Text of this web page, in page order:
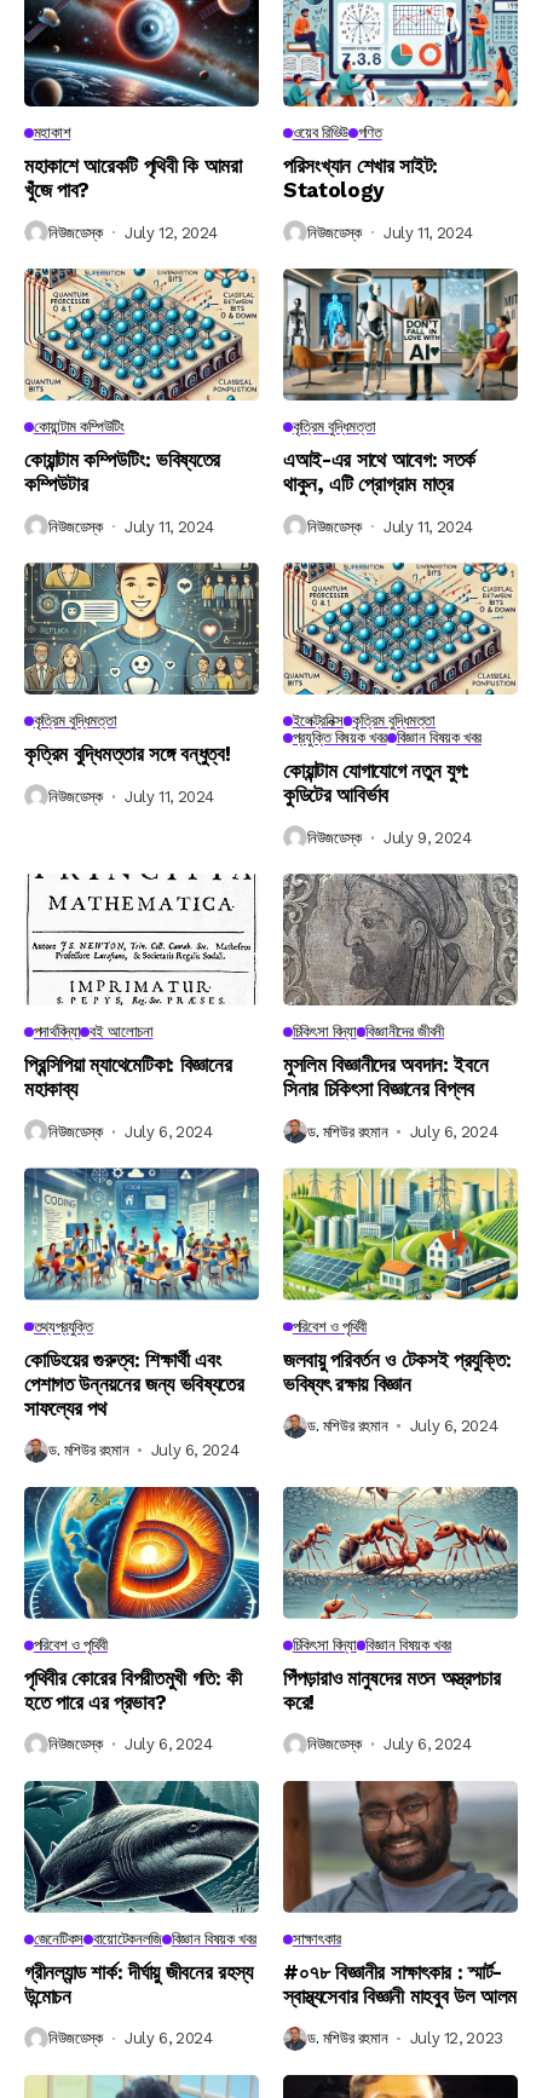
মহাকাশ
মহাকাশে আরেকটি পৃথিবী কি আমরা
খুঁজে পাব?
নিউজডেস্ক July 12, 2024
ওয়েব রিভিউ গণিত
পরিসংখ্যান শেখার সাইট:
Statology
নিউজডেস্ক July 11, 2024
কোয়ান্টাম কম্পিউটিং
কোয়ান্টাম কম্পিউটিং: ভবিষ্যতের
কম্পিউটার
নিউজডেস্ক July 11, 2024
কৃত্রিম বুদ্ধিমত্তা
এআই-এর সাথে আবেগ: সতর্ক
থাকুন, এটি প্রোগ্রাম মাত্র
নিউজডেস্ক July 11, 2024
কৃত্রিম বুদ্ধিমত্তা
কৃত্রিম বুদ্ধিমত্তার সঙ্গে বন্ধুত্ব!
নিউজডেস্ক July 11, 2024
ইলেক্ট্রনিক্স কৃত্রিম বুদ্ধিমত্তা
প্রযুক্তি বিষয়ক খবর বিজ্ঞান বিষয়ক খবর
কোয়ান্টাম যোগাযোগে নতুন যুগ:
কুডিটের আবির্ভাব
নিউজডেস্ক July 9, 2024
পদার্থবিদ্যা বই আলোচনা
প্রিন্সিপিয়া ম্যাথেমেটিকা: বিজ্ঞানের
মহাকাব্য
নিউজডেস্ক July 6, 2024
চিকিৎসা বিদ্যা বিজ্ঞানীদের জীবনী
মুসলিম বিজ্ঞানীদের অবদান: ইবনে
সিনার চিকিৎসা বিজ্ঞানের বিপ্লব
ড. মশিউর রহমান July 6, 2024
তথ্যপ্রযুক্তি
কোডিংয়ের গুরুত্ব: শিক্ষার্থী এবং
পেশাগত উন্নয়নের জন্য ভবিষ্যতের
সাফল্যের পথ
ড. মশিউর রহমান July 6, 2024
পরিবেশ ও পৃথিবী
জলবায়ু পরিবর্তন ও টেকসই প্রযুক্তি:
ভবিষ্যৎ রক্ষায় বিজ্ঞান
ড. মশিউর রহমান July 6, 2024
পরিবেশ ও পৃথিবী
পৃথিবীর কোরের বিপরীতমুখী গতি: কী
হতে পারে এর প্রভাব?
নিউজডেস্ক July 6, 2024
চিকিৎসা বিদ্যা বিজ্ঞান বিষয়ক খবর
পিঁপড়ারাও মানুষদের মতন অস্ত্রপচার
করে!
নিউজডেস্ক July 6, 2024
জেনেটিকস বায়োটেকনলজি বিজ্ঞান বিষয়ক খবর
গ্রীনল্যান্ড শার্ক: দীর্ঘায়ু জীবনের রহস্য
উন্মোচন
নিউজডেস্ক July 6, 2024
সাক্ষাৎকার
#০৭৮ বিজ্ঞানীর সাক্ষাৎকার : স্মার্ট-
স্বাস্থ্যসেবার বিজ্ঞানী মাহবুব উল আলম
ড. মশিউর রহমান July 12, 2023